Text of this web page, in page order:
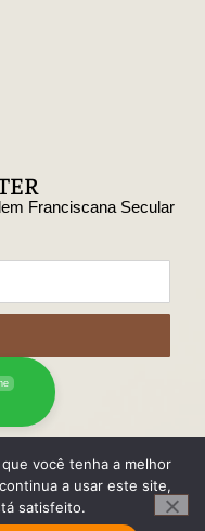
Franciscana Secular
Brasil
você tenha a melhor
a usar este site,
satisfeito.